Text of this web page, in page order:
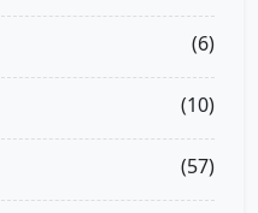
(6)
(10)
(57)